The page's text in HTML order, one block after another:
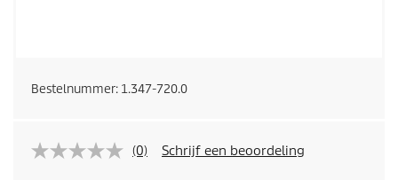
Bestelnummer: 1.347-720.0
(0) Schrijf een beoordeling